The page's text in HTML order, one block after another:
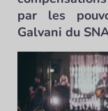
par les
Galvani du